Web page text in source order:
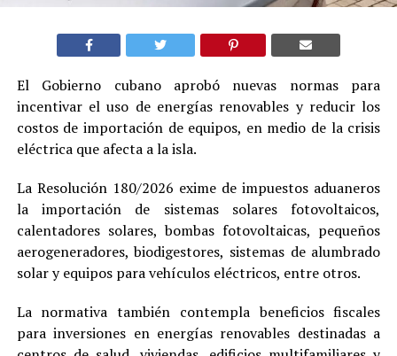
El Gobierno cubano aprobó nuevas normas para
incentivar el uso de energías renovables y reducir los
costos de importación de equipos, en medio de la crisis
eléctrica que afecta a la isla.
La Resolución 180/2026 exime de impuestos aduaneros
la importación de sistemas solares fotovoltaicos,
calentadores solares, bombas fotovoltaicas, pequeños
aerogeneradores, biodigestores, sistemas de alumbrado
solar y equipos para vehículos eléctricos, entre otros.
La normativa también contempla beneficios fiscales
para inversiones en energías renovables destinadas a